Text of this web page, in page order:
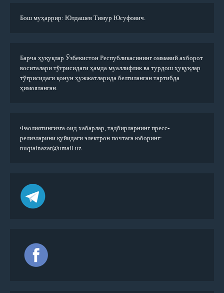
Бош муҳаррир: Юлдашев Тимур Юсуфович.
Барча ҳуқуқлар Ўзбекистон Республикасининг оммавий ахборот
воситалари тўғрисидаги ҳамда муаллифлик ва турдош ҳуқуқлар
тўғрисидаги қонун ҳужжатларида белгиланган тартибда
ҳимояланган.
Фаолиятингизга оид хабарлар, тадбирларнинг пресс-
релизларини қуйидаги электрон почтага юборинг:
nuqtainazar@umail.uz.